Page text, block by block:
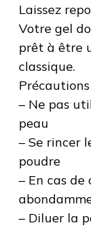
Laissez
Votre gel
prêt à être
classique.
Précautions
– Ne pas
peau
– Se rincer
poudre
– En cas
– Diluer la